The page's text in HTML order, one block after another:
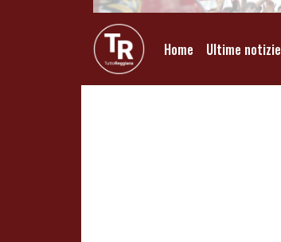
Home Ultime notizie